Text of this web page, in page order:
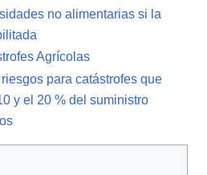
no alimentarias si la
Agrícolas
para catástrofes que
y el 20 % del suministro